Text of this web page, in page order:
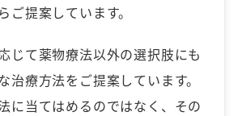
ご提案しています。
じて薬物療法以外の選択肢にも
治療方法をご提案しています。
に当てはめるのではなく、その